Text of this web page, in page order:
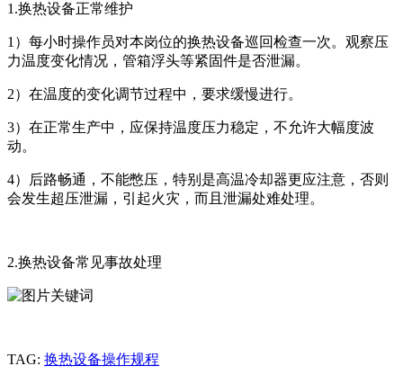
1.换热设备正常维护
1）每小时操作员对本岗位的换热设备巡回检查一次。观察压
力温度变化情况，管箱浮头等紧固件是否泄漏。
2）在温度的变化调节过程中，要求缓慢进行。
3）在正常生产中，应保持温度压力稳定，不允许大幅度波
动。
4）后路畅通，不能憋压，特别是高温冷却器更应注意，否则
会发生超压泄漏，引起火灾，而且泄漏处难处理。
2.换热设备常见事故处理
TAG: 换热设备操作规程